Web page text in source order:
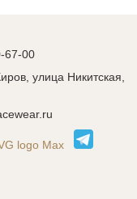
67-00
улица Никитская,